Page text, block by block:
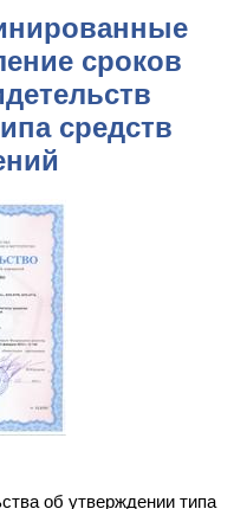
сроков
средств
об утверждении типа